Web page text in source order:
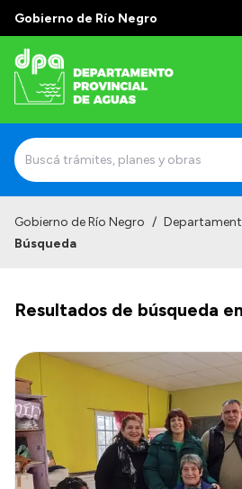
Gobierno de Río Negro
Autoridades
Normativa
Delegaciones
Generación y Riego SAU
Gobierno de Río Negro /
Búsqueda
Resultados de búsqueda